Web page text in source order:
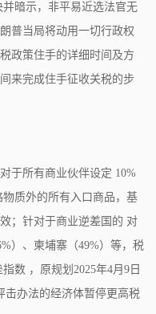
暗示，非平易近选法官无
普当局将动用一切行政权
政策住手的详细时间及方
来完成住手征收关税的步
于所有商业伙伴设定 10%
质外的所有入口商品，基
；针对于商业逆差国的 对
）、柬埔寨（49%）等，税
数 ，原规划2025年4月9日
击办法的经济体暂停更高税